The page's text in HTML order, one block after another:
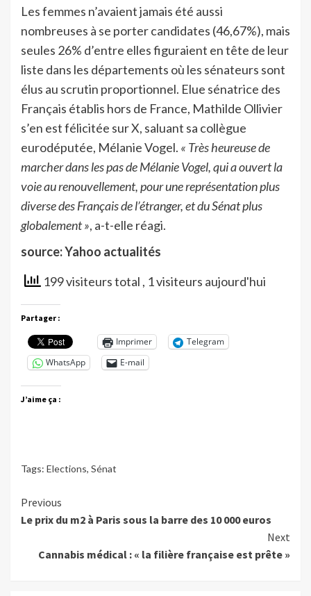
Les femmes n’avaient jamais été aussi
nombreuses à se porter candidates (46,67%), mais
seules 26% d’entre elles figuraient en tête de leur
liste dans les départements où les sénateurs sont
élus au scrutin proportionnel. Elue sénatrice des
Français établis hors de France, Mathilde Ollivier
s’en est félicitée sur X, saluant sa collègue
eurodéputée, Mélanie Vogel. « Très heureuse de
marcher dans les pas de Mélanie Vogel, qui a ouvert la
voie au renouvellement, pour une représentation plus
diverse des Français de l’étranger, et du Sénat plus
globalement », a-t-elle réagi.
source: Yahoo actualités
199 visiteurs total , 1 visiteurs aujourd'hui
Partager :
Imprimer
Telegram
WhatsApp
E-mail
J’aime ça :
Tags: Elections, Sénat
Continue
Reading
Previous
Le prix du m2 à Paris sous la barre des 10 000 euros
Next
Cannabis médical : « la filière française est prête »